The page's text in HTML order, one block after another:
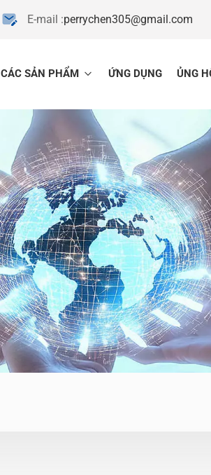
E-mail :perrychen305@gmail.com
CÁC SẢN PHẨM ỨNG DỤNG ỦNG